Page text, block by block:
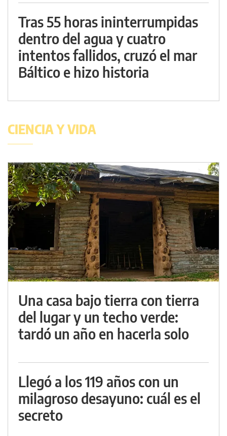
Tras 55 horas ininterrumpidas
dentro del agua y cuatro
intentos fallidos, cruzó el mar
Báltico e hizo historia
CIENCIA Y VIDA
Una casa bajo tierra con tierra
del lugar y un techo verde:
tardó un año en hacerla solo
Llegó a los 119 años con un
milagroso desayuno: cuál es el
secreto